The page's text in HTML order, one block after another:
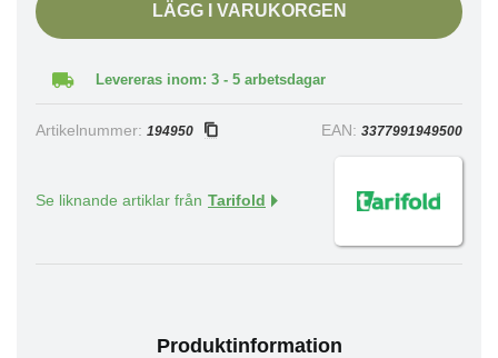
LÄGG I VARUKORGEN
Levereras inom: 3 - 5 arbetsdagar
Artikelnummer: 194950 EAN: 3377991949500
Se liknande artiklar från Tarifold
Produktinformation